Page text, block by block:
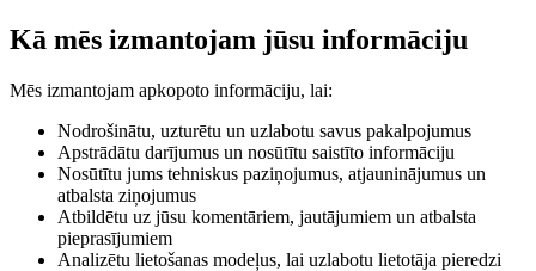
Kā mēs izmantojam jūsu informāciju
Mēs izmantojam apkopoto informāciju, lai:
Nodrošinātu, uzturētu un uzlabotu savus pakalpojumus
Apstrādātu darījumus un nosūtītu saistīto informāciju
Nosūtītu jums tehniskus paziņojumus, atjauninājumus un
atbalsta ziņojumus
Atbildētu uz jūsu komentāriem, jautājumiem un atbalsta
pieprasījumiem
Analizētu lietošanas modeļus, lai uzlabotu lietotāja pieredzi